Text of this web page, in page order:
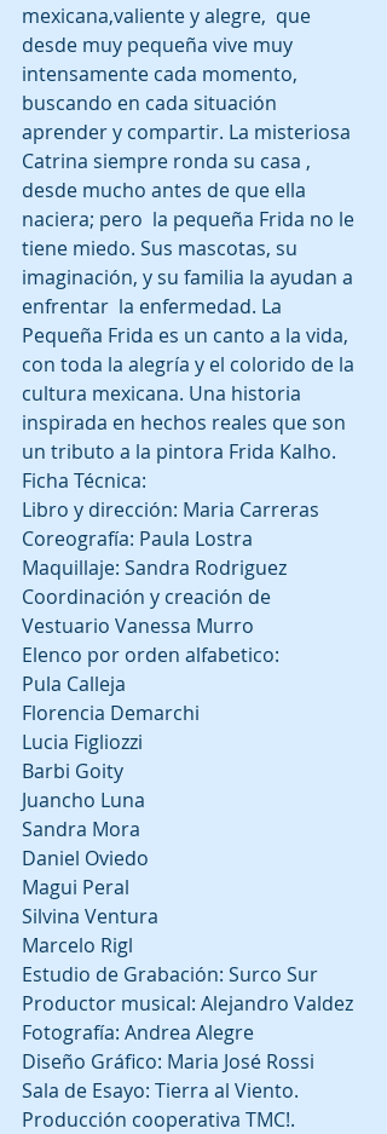
mexicana,valiente y alegre,  que
desde muy pequeña vive muy
intensamente cada momento,
buscando en cada situación
aprender y compartir. La misteriosa
Catrina siempre ronda su casa ,
desde mucho antes de que ella
naciera; pero  la pequeña Frida no le
tiene miedo. Sus mascotas, su
imaginación, y su familia la ayudan a
enfrentar  la enfermedad. La
Pequeña Frida es un canto a la vida,
con toda la alegría y el colorido de la
cultura mexicana. Una historia
inspirada en hechos reales que son
un tributo a la pintora Frida Kalho.
Ficha Técnica:
Libro y dirección: Maria Carreras
Coreografía: Paula Lostra
Maquillaje: Sandra Rodriguez
Coordinación y creación de
Vestuario Vanessa Murro
Elenco por orden alfabetico:
Pula Calleja
Florencia Demarchi
Lucia Figliozzi
Barbi Goity
Juancho Luna
Sandra Mora
Daniel Oviedo
Magui Peral
Silvina Ventura
Marcelo Rigl
Estudio de Grabación: Surco Sur
Productor musical: Alejandro Valdez
Fotografía: Andrea Alegre
Diseño Gráfico: Maria José Rossi
Sala de Esayo: Tierra al Viento.
Producción cooperativa TMC!.